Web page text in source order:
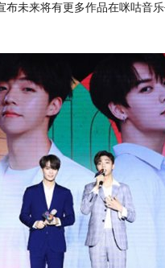
未来将有更多作品在咪咕音